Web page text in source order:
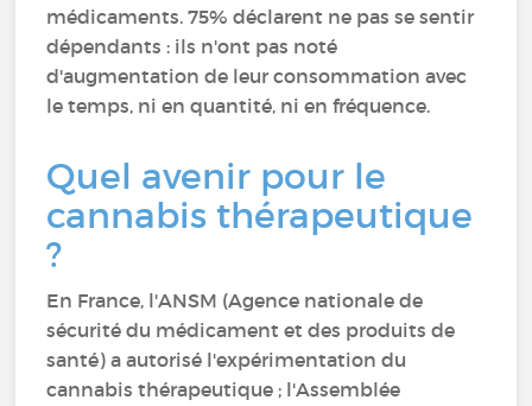
médicaments. 75% déclarent ne pas se sentir
dépendants : ils n'ont pas noté
d'augmentation de leur consommation avec
le temps, ni en quantité, ni en fréquence.
Quel avenir pour le
cannabis thérapeutique
?
En France, l'ANSM (Agence nationale de
sécurité du médicament et des produits de
santé) a autorisé l'expérimentation du
cannabis thérapeutique ; l'Assemblée